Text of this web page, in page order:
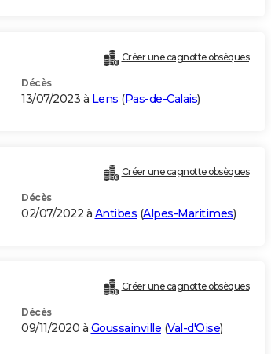
Créer une cagnotte obsèques
Décès
13/07/2023 à Lens (Pas-de-Calais)
Créer une cagnotte obsèques
Décès
02/07/2022 à Antibes (Alpes-Maritimes)
Créer une cagnotte obsèques
Décès
09/11/2020 à Goussainville (Val-d'Oise)